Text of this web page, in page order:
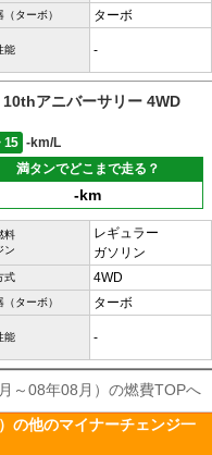
（ターボ） ターボ
能 -
アニバーサリー 4WD
15
-km/L
満タンでどこまで走る？
-km
料
ン
レギュラー
ガソリン
式 4WD
（ターボ） ターボ
能 -
～08年08月）の燃費TOPへ
の他のマイナーチェンジ一